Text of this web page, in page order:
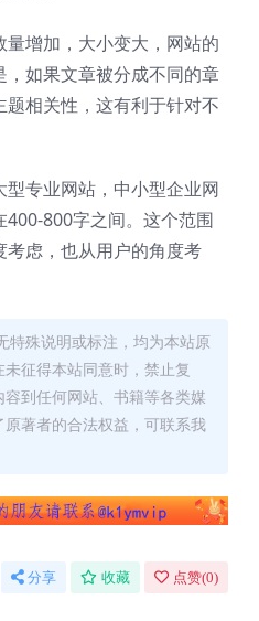
增加，大小变大，网站的
如果文章被分成不同的章
相关性，这有利于针对不
专业网站，中小型企业网
800字之间。这个范围
虑，也从用户的角度考
特殊说明或标注，均为本站原
征得本站同意时，禁止复
到任何网站、书籍等各类媒
著者的合法权益，可联系我
分享 收藏 点赞(0)